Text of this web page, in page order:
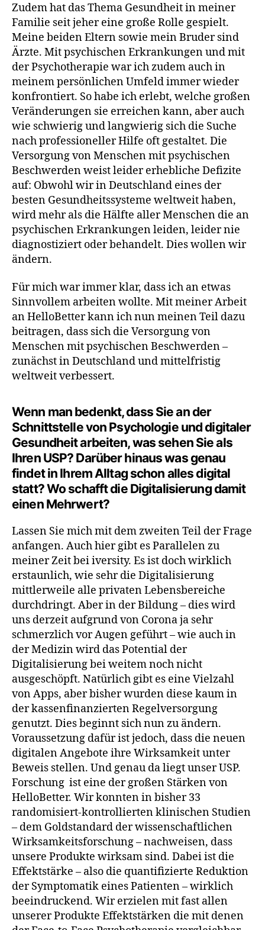
Zudem hat das Thema Gesundheit in meiner
Familie seit jeher eine große Rolle gespielt.
Meine beiden Eltern sowie mein Bruder sind
Ärzte. Mit psychischen Erkrankungen und mit
der Psychotherapie war ich zudem auch in
meinem persönlichen Umfeld immer wieder
konfrontiert. So habe ich erlebt, welche großen
Veränderungen sie erreichen kann, aber auch
wie schwierig und langwierig sich die Suche
nach professioneller Hilfe oft gestaltet. Die
Versorgung von Menschen mit psychischen
Beschwerden weist leider erhebliche Defizite
auf: Obwohl wir in Deutschland eines der
besten Gesundheitssysteme weltweit haben,
wird mehr als die Hälfte aller Menschen die an
psychischen Erkrankungen leiden, leider nie
diagnostiziert oder behandelt. Dies wollen wir
ändern.
Für mich war immer klar, dass ich an etwas
Sinnvollem arbeiten wollte. Mit meiner Arbeit
an HelloBetter kann ich nun meinen Teil dazu
beitragen, dass sich die Versorgung von
Menschen mit psychischen Beschwerden –
zunächst in Deutschland und mittelfristig
weltweit verbessert.
Wenn man bedenkt, dass Sie an der
Schnittstelle von Psychologie und digitaler
Gesundheit arbeiten, was sehen Sie als
Ihren USP? Darüber hinaus was genau
findet in Ihrem Alltag schon alles digital
statt? Wo schafft die Digitalisierung damit
einen Mehrwert?
Lassen Sie mich mit dem zweiten Teil der Frage
anfangen. Auch hier gibt es Parallelen zu
meiner Zeit bei iversity. Es ist doch wirklich
erstaunlich, wie sehr die Digitalisierung
mittlerweile alle privaten Lebensbereiche
durchdringt. Aber in der Bildung – dies wird
uns derzeit aufgrund von Corona ja sehr
schmerzlich vor Augen geführt – wie auch in
der Medizin wird das Potential der
Digitalisierung bei weitem noch nicht
ausgeschöpft. Natürlich gibt es eine Vielzahl
von Apps, aber bisher wurden diese kaum in
der kassenfinanzierten Regelversorgung
genutzt. Dies beginnt sich nun zu ändern.
Voraussetzung dafür ist jedoch, dass die neuen
digitalen Angebote ihre Wirksamkeit unter
Beweis stellen. Und genau da liegt unser USP.
Forschung ist eine der großen Stärken von
HelloBetter. Wir konnten in bisher 33
randomisiert-kontrollierten klinischen Studien
– dem Goldstandard der wissenschaftlichen
Wirksamkeitsforschung – nachweisen, dass
unsere Produkte wirksam sind. Dabei ist die
Effektstärke – also die quantifizierte Reduktion
der Symptomatik eines Patienten – wirklich
beeindruckend. Wir erzielen mit fast allen
unserer Produkte Effektstärken die mit denen